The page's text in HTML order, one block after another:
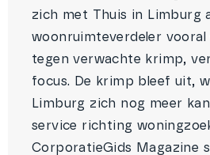
zich met Thuis in Limburg
woonruimteverdeler vooral
tegen verwachte krimp,
focus. De krimp bleef uit,
Limburg zich nog meer
service richting
CorporatieGids Magazine